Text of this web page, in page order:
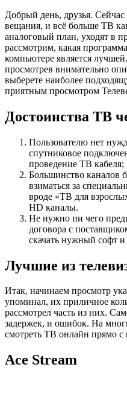
Добрый день, друзья.
вещания, и всё больше ТВ
аналоговый план, уходят в
рассмотрим, какая
компьютере является
просмотрев внимательно
выберете наиболее
приятным просмотром
Достоинства ТВ
Пользователю нет
спутниковое
проведение ТВ кабеля;
Большинство каналов
взиматься за
вроде «ТВ для
HD каналы.
Не нужно ни чего
договора с
скачать нужный софт и
Лучшие из
Итак, начинаем просмотр
упоминал, их приличное
рассмотрел часть из них.
задержек, и ошибок. На
смотреть ТВ онлайн прямо с
Ace Stream